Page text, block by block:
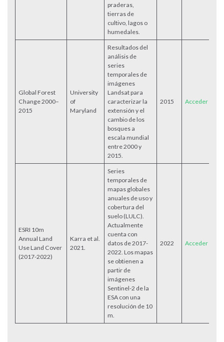
praderas,
tierras de
cultivo, lagos o
humedales.
Global Forest
Change 2000–
2015
University
of
Maryland
Resultados del
análisis de
series
temporales de
imágenes
Landsat para
caracterizar la
extensión y el
cambio de los
bosques a
escala mundial
entre 2000 y
2015.
2015 Acceder
ESRI 10m
Annual Land
Use Land Cover
(2017-2022)
Karra et al.
2021.
Series
temporales de
mapas globales
anuales de uso y
cobertura del
suelo (LULC).
Actualmente
cuenta con
datos de 2017-
2022. Los mapas
se obtienen a
partir de
imágenes
Sentinel-2 de la
ESA con una
resolución de 10
m.
2022 Acceder